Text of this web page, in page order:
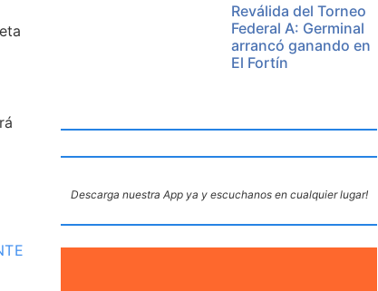
Reválida del Torneo
Federal A: Germinal
arrancó ganando en
El Fortín
Descarga nuestra App ya y escuchanos en cualquier lugar!